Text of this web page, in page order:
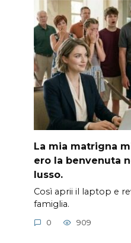
La mia matrigna
ero la benvenuta
lusso.
Così aprii il laptop e
famiglia.
0 909